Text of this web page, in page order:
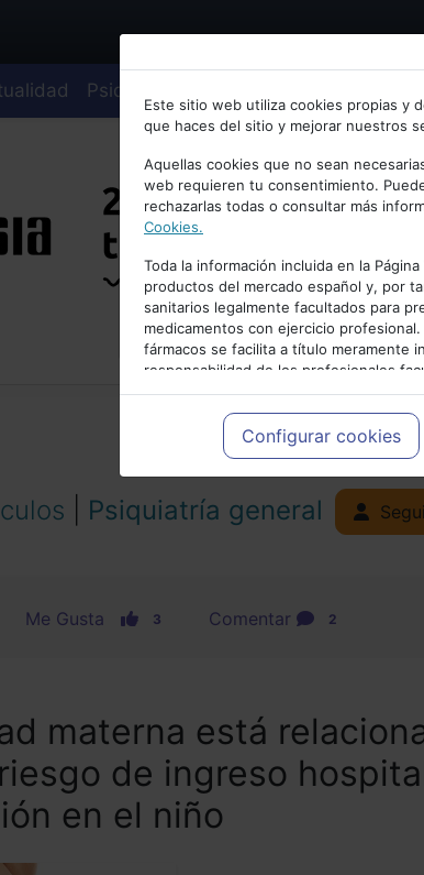
Bienvenid@ a
Escribe tu Email
Accede o regístrate con tu email.
Psiquiatría
Este sitio web utiliza cookies propias y
que haces del sitio y mejorar nuestros
Aquellas cookies que no sean
web requieren tu consentimiento.
rechazarlas todas o consultar más
Cookies.
Toda la información incluida en la
productos del mercado español y, por
sanitarios legalmente facultados para
medicamentos con ejercicio
fármacos se facilita a título meramente
responsabilidad de los profesionales
medicamentos y decidir, en cada caso
adecuado a las necesidades del paciente.
Configurar cookies
PUBLICIDAD
Psiquiatría general
Me Gusta 3 Comentar 2
materna está
de ingreso
en el niño